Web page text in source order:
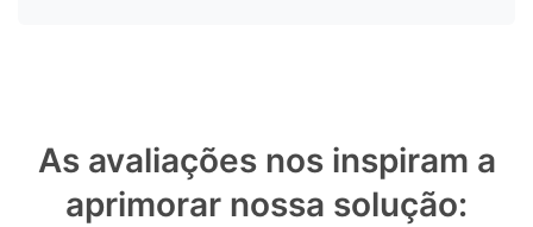
As avaliações nos inspiram a
aprimorar nossa solução: